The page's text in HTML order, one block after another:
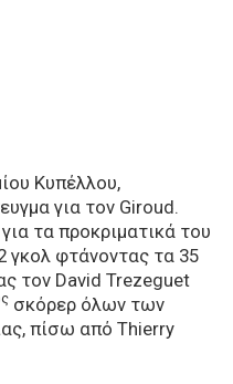
Κυπέλλου,
για τον Giroud.
τα προκριματικά του
γκολ φτάνοντας τα 35
τον David Trezeguet
σκόρερ όλων των
πίσω από Thierry